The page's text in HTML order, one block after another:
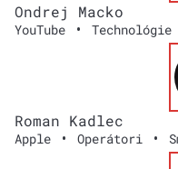
Ondrej Macko
YouTube • Technológie
Roman Kadlec
Apple • Operátori •